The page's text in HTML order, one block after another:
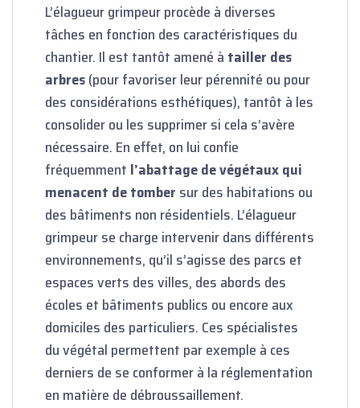
L’élagueur grimpeur procède à diverses
tâches en fonction des caractéristiques du
chantier. Il est tantôt amené à tailler des
arbres(pour favoriser leur pérennité ou pour
des considérations esthétiques), tantôt à les
consolider ou les supprimer si cela s’avère
nécessaire. En effet, on lui confie
fréquemment l’abattage de végétaux qui
menacent de tomber sur des habitations ou
des bâtiments non résidentiels. L’élagueur
grimpeur se charge intervenir dans différents
environnements, qu’il s’agisse des parcs et
espaces verts des villes, des abords des
écoles et bâtiments publics ou encore aux
domiciles des particuliers. Ces spécialistes
du végétal permettent par exemple à ces
derniers de se conformer à la réglementation
en matière de débroussaillement.